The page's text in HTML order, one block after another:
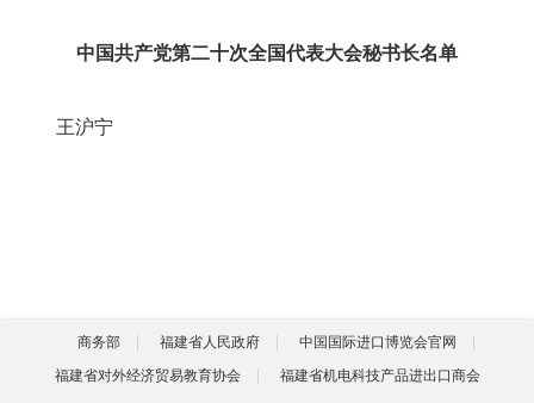
中国共产党第二十次全国代表大会秘书长名单
王沪宁
商务部 福建省人民政府
中国国际进口博览会官网
福建省对外经济贸易教育协会
福建省机电科技产品进出口商会